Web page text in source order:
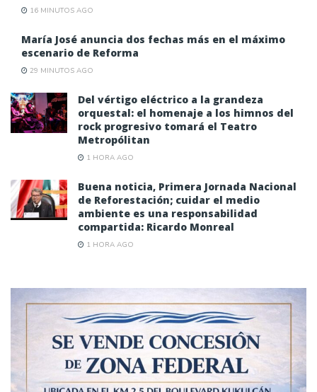
16 MINUTOS AGO
María José anuncia dos fechas más en el máximo
escenario de Reforma
29 MINUTOS AGO
Del vértigo eléctrico a la grandeza
orquestal: el homenaje a los himnos del
rock progresivo tomará el Teatro
Metropólitan
1 HORA AGO
Buena noticia, Primera Jornada Nacional
de Reforestación; cuidar el medio
ambiente es una responsabilidad
compartida: Ricardo Monreal
1 HORA AGO